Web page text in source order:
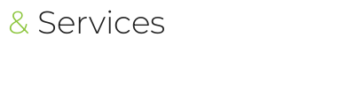
& Services